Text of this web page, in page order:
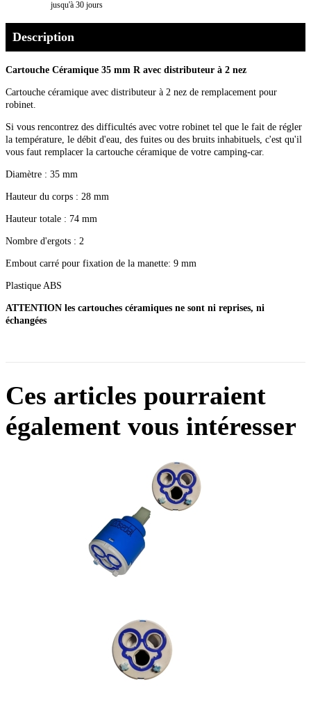
jusqu'à 30 jours
Description
Cartouche Céramique 35 mm R avec distributeur à 2 nez
Cartouche céramique avec distributeur à 2 nez de remplacement pour
robinet.
Si vous rencontrez des difficultés avec votre robinet tel que le fait de régler
la température, le débit d'eau, des fuites ou des bruits inhabituels, c'est qu'il
vous faut remplacer la cartouche céramique de votre camping-car.
Diamètre : 35 mm
Hauteur du corps : 28 mm
Hauteur totale : 74 mm
Nombre d'ergots : 2
Embout carré pour fixation de la manette: 9 mm
Plastique ABS
ATTENTION les cartouches céramiques ne sont ni reprises, ni
échangées
Ces articles pourraient
également vous intéresser